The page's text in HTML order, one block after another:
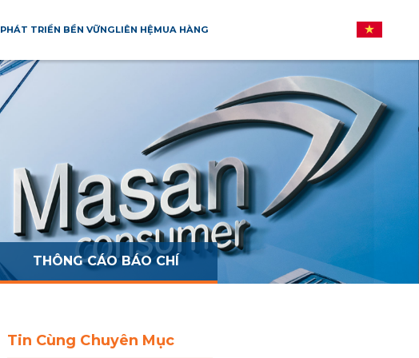
PHÁT TRIỂN BỀN VỮNGLIÊN HỆMUA HÀNG
THÔNG CÁO BÁO CHÍ
Tin Cùng Chuyên Mục